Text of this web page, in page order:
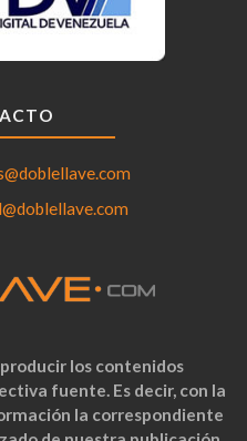
los contenidos
fuente. Es decir, con la
la correspondiente